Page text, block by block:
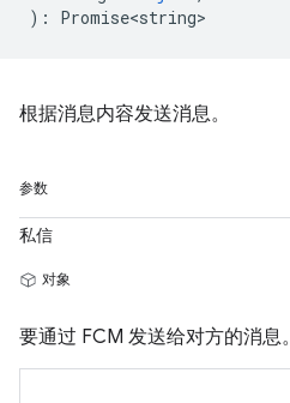
) : Promise<string>
根据消息内容发送消息。
参数
私信
对象
要通过 FCM 发送给对方的消息。